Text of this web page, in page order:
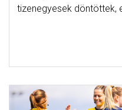
tizenegyesek döntöttek,